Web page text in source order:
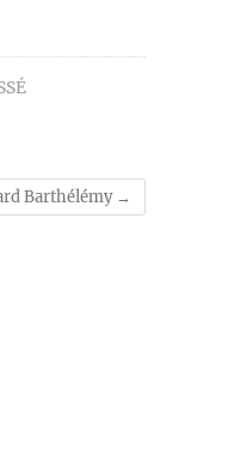
Barthélémy →